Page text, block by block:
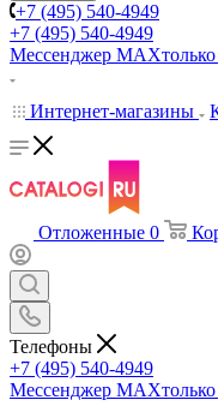
+7 (495) 540-4949
+7 (495) 540-4949
Мессенджер МАХ
Интернет-магазины
Отложенные 0
Телефоны
+7 (495) 540-4949
Мессенджер МАХ